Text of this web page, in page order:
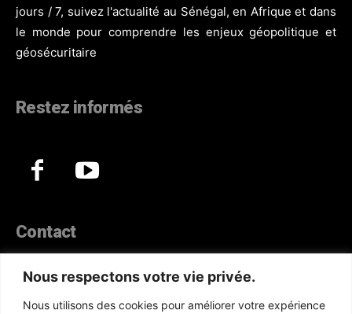
Nous respectons votre vie privée.
Nous utilisons des cookies pour améliorer votre expérience
jours / 7, suivez l'actualité au Sénégal, en Afrique et dans
le monde pour comprendre les enjeux géopolitique et
géosécuritaire
Restez informés
Contact
Téléphone :(+221) 70 330 86 87‬
WhatsApp : (+33) 6 52 17 85 46